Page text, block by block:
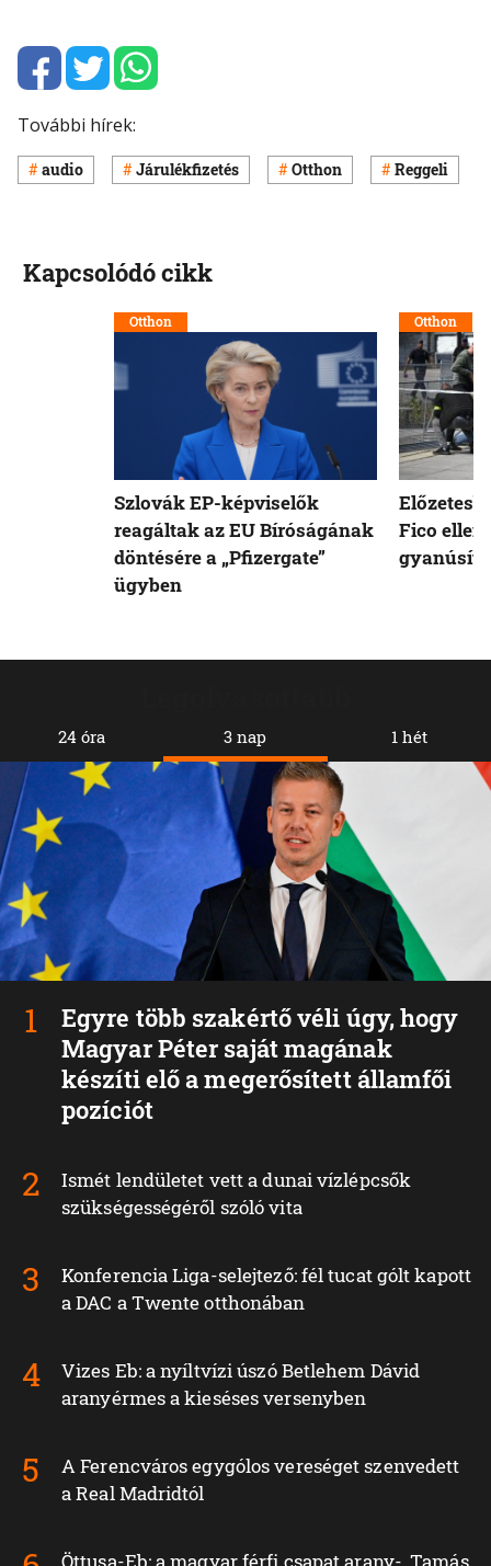
További hírek:
audio Járulékfizetés Otthon Reggeli
24 óra 3 nap
Egyre több szakértő véli úgy, hogy
Magyar Péter saját magának
készíti elő a megerősített államfői
pozíciót
Ismét lendületet vett a dunai vízlépcsők
szükségességéről szóló vita
Konferencia Liga-selejtező: fél tucat gólt kapott
a DAC a Twente otthonában
Vizes Eb: a nyíltvízi úszó Betlehem Dávid
aranyérmes a kieséses versenyben
A Ferencváros egygólos vereséget szenvedett
a Real Madridtól
1 hét
Kapcsolódó cikk
Otthon
Szlovák EP-képviselők
reagáltak az EU Bíróságának
döntésére a „Pfizergate”
ügyben
Otthon
Fico